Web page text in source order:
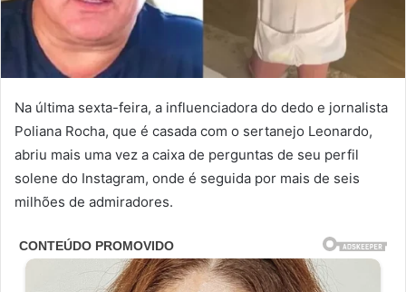
Na última sexta-feira, a influenciadora do dedo e jornalista
Poliana Rocha, que é casada com o sertanejo Leonardo,
abriu mais uma vez a caixa de perguntas de seu perfil
solene do Instagram, onde é seguida por mais de seis
milhões de admiradores.